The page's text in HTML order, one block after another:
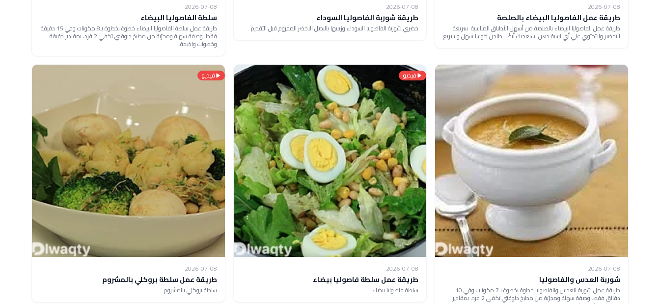
2026-07-08
طريقة عمل الفاصوليا البيضاء بالصلصة
طريقة عمل الفاصوليا البيضاء بالصلصة من أسهل الأطباق المناسبة سريعة
التحضير ولاتحتوي علي أي نسبة دهن. سيعجبك أيضًا: طاجن كوسا سهل و سريع
2026-07-08
طريقة شوربة الفاصوليا السوداء
حضري شوربة الفاصوليا السوداء وزينيها بالبصل الاخضر المفروم قبل التقديم .
2026-07-08
سلطة الفاصوليا البيضاء
طريقة عمل سلطة الفاصوليا البيضاء خطوة بخطوة بـ8 مكونات وفي 15 دقيقة
فقط. وصفة سهلة ومجرّبة من مطبخ دلوقتي تكفي 2 فرد، بمقادير دقيقة
وخطوات واضحة.
2026-07-08
شوربة العدس والفاصوليا
طريقة عمل شوربة العدس والفاصوليا خطوة بخطوة بـ7 مكونات وفي 10
دقائق فقط. وصفة سهلة ومجرّبة من مطبخ دلوقتي تكفي 2 فرد، بمقادير
فيديو
2026-07-08
طريقة عمل سلطة فاصوليا بيضاء
سلطة فاصوليا بيضاء
فيديو
2026-07-08
طريقة عمل سلطة بروكلي بالمشروم
سلطة بروكلي بالمشروم